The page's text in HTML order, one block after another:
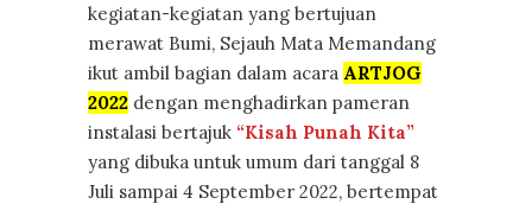
kegiatan-kegiatan yang bertujuan
merawat Bumi, Sejauh Mata Memandang
ikut ambil bagian dalam acara ARTJOG
2022 dengan menghadirkan pameran
instalasi bertajuk “Kisah Punah Kita”
yang dibuka untuk umum dari tanggal 8
Juli sampai 4 September 2022, bertempat